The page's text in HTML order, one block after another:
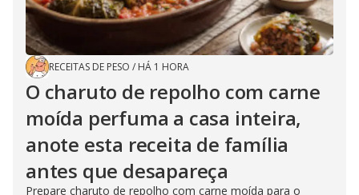
RECEITAS DE PESO / HÁ 1 HORA
O charuto de repolho com carne
moída perfuma a casa inteira,
anote esta receita de família
antes que desapareça
Prepare charuto de repolho com carne moída para o